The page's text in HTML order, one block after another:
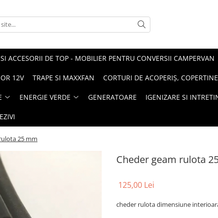
ACCESORII DE TOP - MOBILIER PENTRU CONVERSII CAMPERVAN
12V TRAPE SI MAXXFAN CORTURI DE ACOPERIȘ,
ENERGIE VERDE GENERATOARE IGENIZARE SI
25 mm
Cheder geam rulota
125,00 Lei
cheder rulota dimensiune